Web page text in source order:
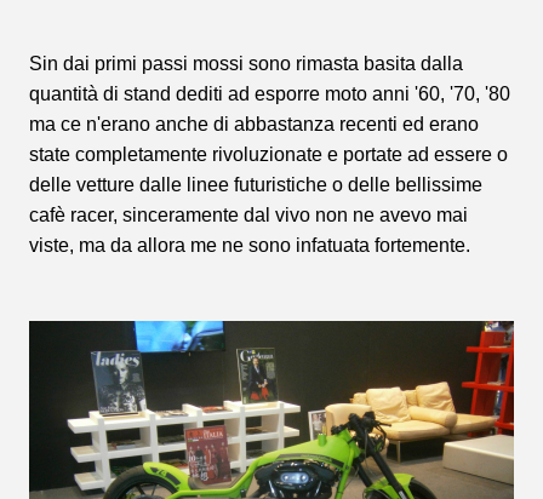
Sin dai primi passi mossi sono rimasta basita dalla
quantità di stand dediti ad esporre moto anni '60, '70, '80
ma ce n'erano anche di abbastanza recenti ed erano
state completamente rivoluzionate e portate ad essere o
delle vetture dalle linee futuristiche o delle bellissime
cafè racer, sinceramente dal vivo non ne avevo mai
viste, ma da allora me ne sono infatuata fortemente.